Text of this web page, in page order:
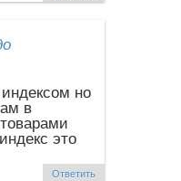
но
в
это
Ответить